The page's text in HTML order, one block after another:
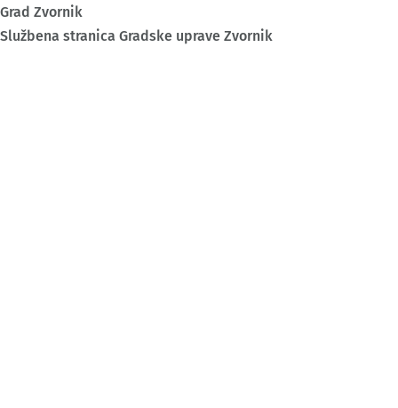
Grad Zvornik
Službena stranica Gradske uprave Zvornik